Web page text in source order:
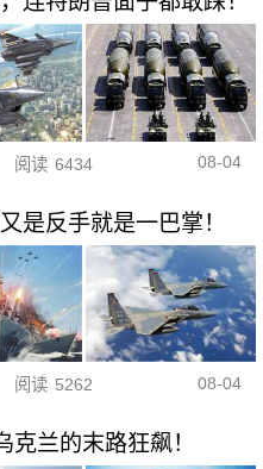
阅读 6434 08-04
是反手就是一巴掌！
阅读 5262 08-04
克兰的末路狂飙！